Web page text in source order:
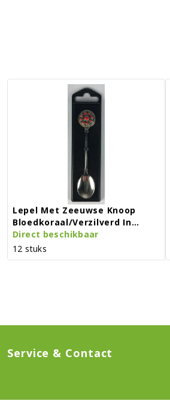
Lepel Met Zeeuwse Knoop
Bloedkoraal/verzilverd In
Doosje
Direct beschikbaar
12 stuks
Service & Contact